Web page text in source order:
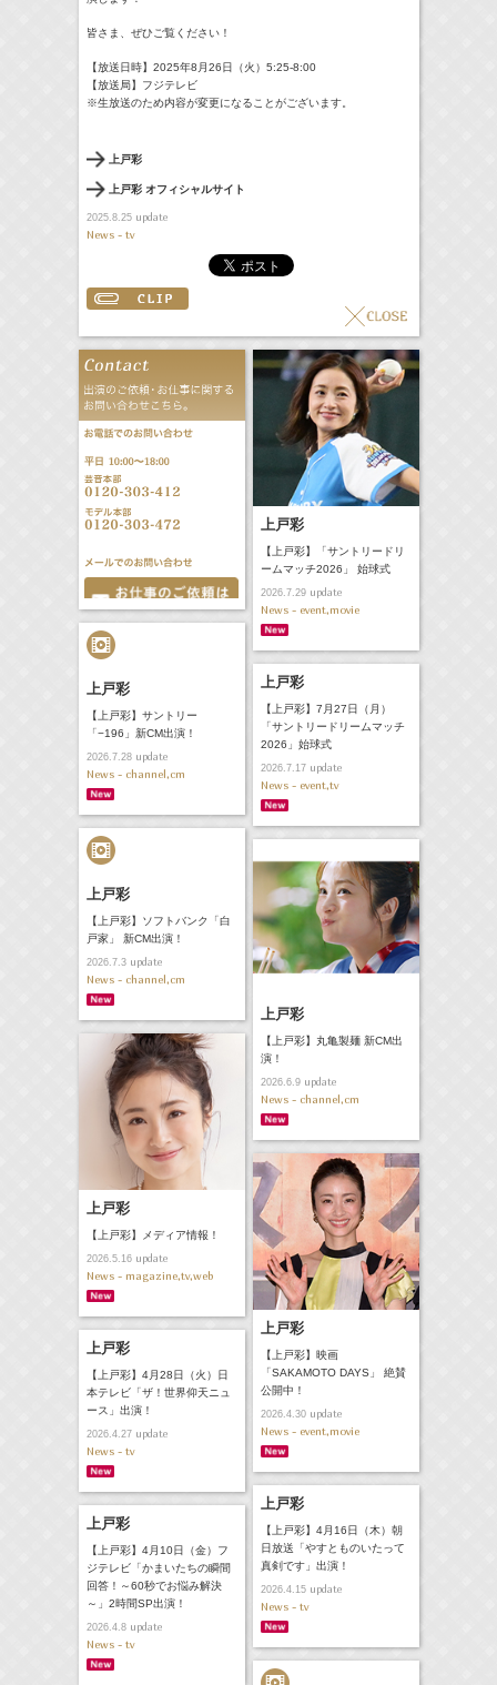
皆さま、ぜひご覧ください！
【放送日時】2025年8月26日（火）5:25-8:00
【放送局】フジテレビ
※生放送のため内容が変更になることがございます。
上戸彩
上戸彩 オフィシャルサイト
2025.8.25update
News - tv
上戸彩
【上戸彩】「サントリードリ
ームマッチ2026」 始球式
2026.7.29update
News - event,movie
上戸彩
【上戸彩】サントリー
「−196」新CM出演！
2026.7.28update
News - channel,cm
上戸彩
【上戸彩】7月27日（月）
「サントリードリームマッチ
2026」始球式
2026.7.17update
News - event,tv
上戸彩
【上戸彩】ソフトバンク「白
戸家」 新CM出演！
2026.7.3update
News - channel,cm
上戸彩
【上戸彩】丸亀製麺 新CM出
演！
2026.6.9update
News - channel,cm
上戸彩
【上戸彩】メディア情報！
2026.5.16update
News - magazine,tv,web
上戸彩
【上戸彩】映画
「SAKAMOTO DAYS」 絶賛
公開中！
2026.4.30update
News - event,movie
上戸彩
【上戸彩】4月28日（火）日
本テレビ「ザ！世界仰天ニュ
ース」出演！
2026.4.27update
News - tv
上戸彩
【上戸彩】4月16日（木）朝
日放送「やすとものいたって
真剣です」出演！
2026.4.15update
News - tv
上戸彩
【上戸彩】4月10日（金）フ
ジテレビ「かまいたちの瞬間
回答！～60秒でお悩み解決
～」2時間SP出演！
2026.4.8update
News - tv